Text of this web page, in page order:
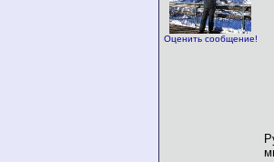
Оценить сообщение!